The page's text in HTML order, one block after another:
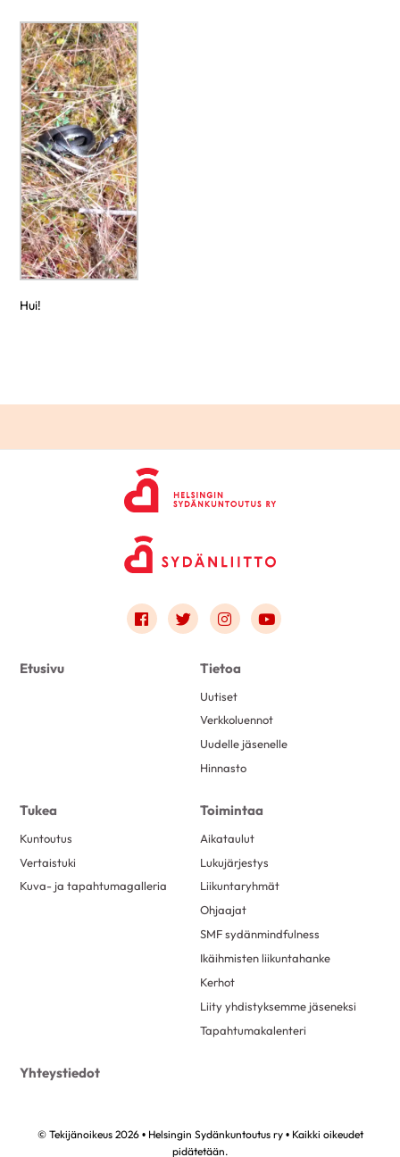
Hui!
Link to facebook
Link to twitter
Link to instagram
Link to youtube
Etusivu Tietoa
Uutiset
Verkkoluennot
Uudelle jäsenelle
Hinnasto
Tukea
Kuntoutus
Vertaistuki
Kuva- ja tapahtumagalleria
Toimintaa
Aikataulut
Lukujärjestys
Liikuntaryhmät
Ohjaajat
SMF sydänmindfulness
Ikäihmisten liikuntahanke
Kerhot
Liity yhdistyksemme jäseneksi
Tapahtumakalenteri
Yhteystiedot
© Tekijänoikeus 2026 • Helsingin Sydänkuntoutus ry • Kaikki oikeudet
pidätetään.